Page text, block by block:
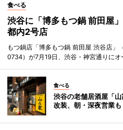
食べる
渋谷に「博多もつ鍋 前田屋
都内2号店
もつ鍋店「博多もつ鍋 前田屋 渋谷店
0734）が7月19日、渋谷・神宮通りにオ
食べる
渋谷の老舗居酒屋「
改装、朝・深夜営業も